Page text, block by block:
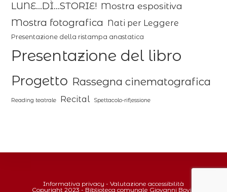
LUNE...DÌ...STORIE! Mostra espositiva
Mostra fotografica Nati per Leggere
Presentazione della ristampa anastatica
Presentazione del libro
Progetto Rassegna cinematografica
Reading teatrale Recital Spettacolo-riflessione
Informativa privacy - Valutazione accessibilità
Copyright 2023 - Biblioteca comunale Giovanni Bovio